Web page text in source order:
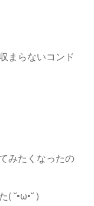
まらないコンド
みたくなったの
˘•ω•˘ )